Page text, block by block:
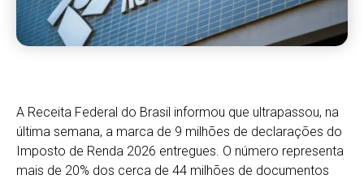
A Receita Federal do Brasil informou que ultrapassou, na
última semana, a marca de 9 milhões de declarações do
Imposto de Renda 2026 entregues. O número representa
mais de 20% dos cerca de 44 milhões de documentos